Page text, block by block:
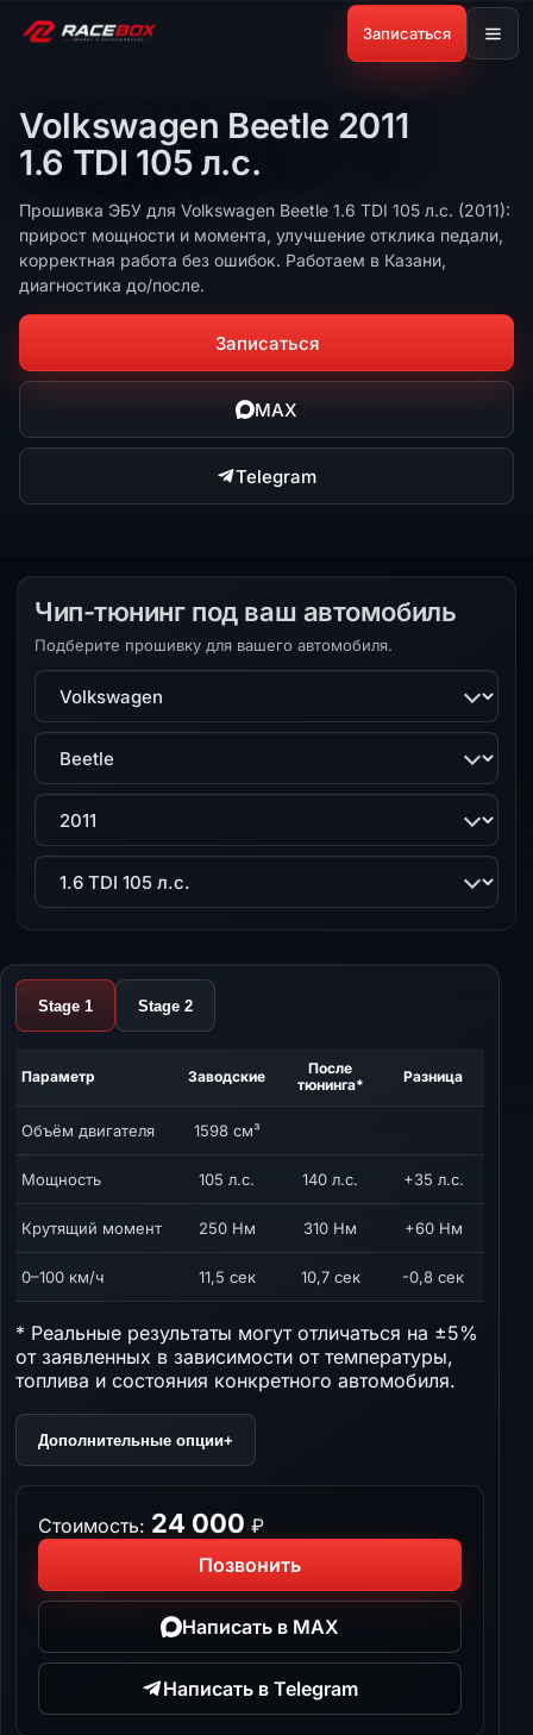
Записаться
Volkswagen Beetle 2011
1.6 TDI 105 л.с.
Прошивка ЭБУ для Volkswagen Beetle 1.6 TDI 105 л.с. (2011):
прирост мощности и момента, улучшение отклика педали,
корректная работа без ошибок. Работаем в Казани,
диагностика до/после.
Записаться
MAX
Telegram
Чип-тюнинг под ваш автомобиль
Подберите прошивку для вашего автомобиля.
Марка
Модель
Поколение
Двигатель
Stage 1 Stage 2
Параметр Заводские
После
тюнинга*
Разница
Объём двигателя 1598 см³
Мощность 105 л.с. 140 л.с. +35 л.с.
Крутящий момент 250 Нм 310 Нм +60 Нм
0–100 км/ч 11,5 сек 10,7 сек -0,8 сек
* Реальные результаты могут отличаться на ±5%
от заявленных в зависимости от температуры,
топлива и состояния конкретного автомобиля.
Дополнительные опции+
Стоимость: 24 000 ₽
Позвонить
Написать в MAX
Написать в Telegram